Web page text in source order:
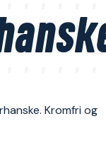
Kromfri og